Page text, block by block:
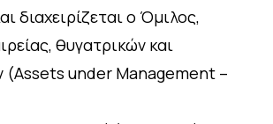
διαχειρίζεται ο Όμιλος,
θυγατρικών και
(Assets under Management –